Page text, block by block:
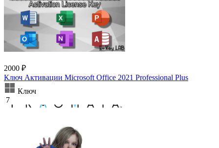
2000 ₽
Ключ Активации Microsoft Office 2021 Professional Plus
Ключ
7